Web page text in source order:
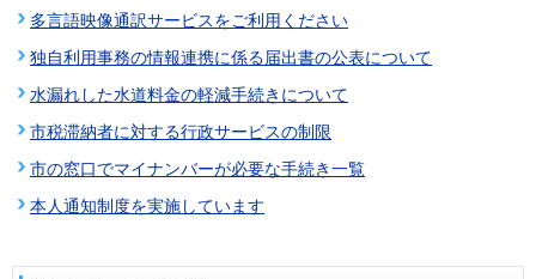
多言語映像通訳サービスをご利用ください
独自利用事務の情報連携に係る届出書の公表について
水漏れした水道料金の軽減手続きについて
市税滞納者に対する行政サービスの制限
市の窓口でマイナンバーが必要な手続き一覧
本人通知制度を実施しています